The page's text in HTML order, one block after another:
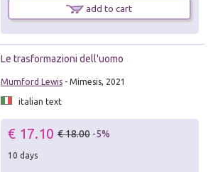
add to cart
Le trasformazioni dell'uomo
Mumford Lewis- Mimesis, 2021
italian text
€ 17.10 € 18.00 -5%
10 days